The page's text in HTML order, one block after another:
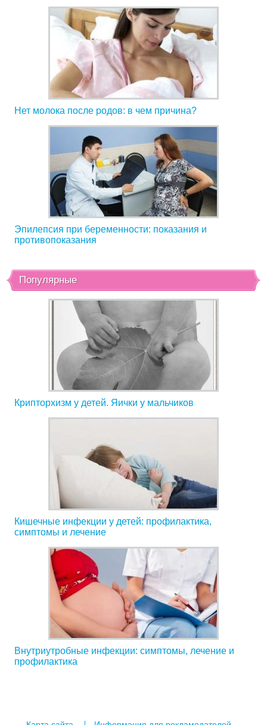
Нет молока после родов: в чем причина?
Эпилепсия при беременности: показания и
противопоказания
Популярные
Крипторхизм у детей. Яички у мальчиков
Кишечные инфекции у детей: профилактика,
симптомы и лечение
Внутриутробные инфекции: симптомы, лечение и
профилактика